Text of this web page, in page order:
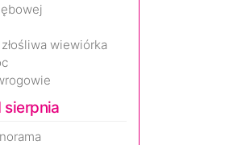
wiewiórka
sierpnia